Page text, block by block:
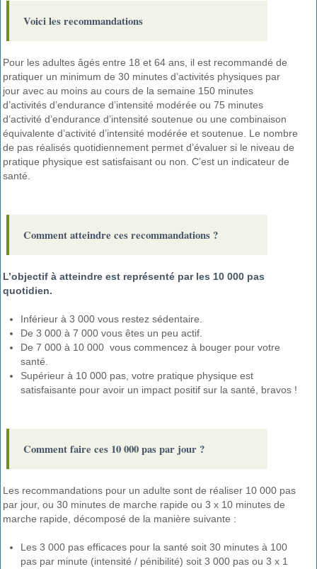
Voici les recommandations
Pour les adultes âgés entre 18 et 64 ans, il est recommandé de
pratiquer un minimum de 30 minutes d’activités physiques par
jour avec au moins au cours de la semaine 150 minutes
d’activités d’endurance d’intensité modérée ou 75 minutes
d’activité d’endurance d’intensité soutenue ou une combinaison
équivalente d’activité d’intensité modérée et soutenue. Le nombre
de pas réalisés quotidiennement permet d’évaluer si le niveau de
pratique physique est satisfaisant ou non. C’est un indicateur de
santé.
Comment atteindre ces recommandations ?
L’objectif à atteindre est représenté par les 10 000 pas
quotidien.
Inférieur à 3 000 vous restez sédentaire.
De 3 000 à 7 000 vous êtes un peu actif.
De 7 000 à 10 000 vous commencez à bouger pour votre
santé.
Supérieur à 10 000 pas, votre pratique physique est
satisfaisante pour avoir un impact positif sur la santé, bravos !
Comment faire ces 10 000 pas par jour ?
Les recommandations pour un adulte sont de réaliser 10 000 pas
par jour, ou 30 minutes de marche rapide ou 3 x 10 minutes de
marche rapide, décomposé de la manière suivante :
Les 3 000 pas efficaces pour la santé soit 30 minutes à 100
pas par minute (intensité / pénibilité) soit 3 000 pas ou 3 x 1